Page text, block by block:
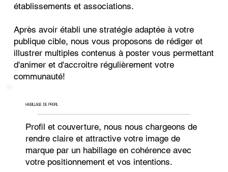
établissements et associations.
Après avoir établi une stratégie adaptée à votre
publique cible, nous vous proposons de rédiger et
illustrer multiples contenus à poster vous permettant
d'animer et d'accroitre régulièrement votre
communauté!
HABILLAGE DE PROFIL
Profil et couverture, nous nous chargeons de
rendre claire et attractive votre image de
marque par un habillage en cohérence avec
votre positionnement et vos intentions.